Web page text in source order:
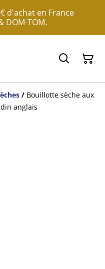
d'achat en France
DOM-TOM.
/ Bouillotte sèche aux
anglais